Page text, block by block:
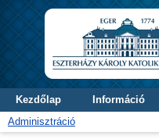
Kezdőlap Információ
Adminisztráció